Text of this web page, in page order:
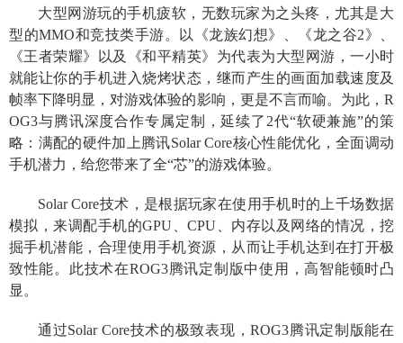
大型网游玩的手机疲软，无数玩家为之头疼，尤其是大
型的MMO和竞技类手游。以《龙族幻想》、《龙之谷2》、
《王者荣耀》以及《和平精英》为代表为大型网游，一小时
就能让你的手机进入烧烤状态，继而产生的画面加载速度及
帧率下降明显，对游戏体验的影响，更是不言而喻。为此，R
OG3与腾讯深度合作专属定制，延续了2代“软硬兼施”的策
略：满配的硬件加上腾讯Solar Core核心性能优化，全面调动
手机潜力，给您带来了全“芯”的游戏体验。
Solar Core技术，是根据玩家在使用手机时的上千场数据
模拟，来调配手机的GPU、CPU、内存以及网络的情况，挖
掘手机潜能，合理使用手机资源，从而让手机达到在打开极
致性能。此技术在ROG3腾讯定制版中使用，高智能顿时凸
显。
通过Solar Core技术的极致表现，ROG3腾讯定制版能在